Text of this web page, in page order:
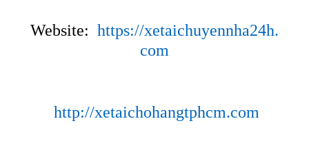
Website: https://xetaichuyennha24h.
com
http://xetaichohangtphcm.com